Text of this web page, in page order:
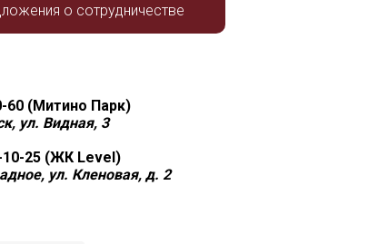
о сотрудничестве
60(Митино Парк)
ул. Видная, 3
10-25 (ЖК Level)
ул. Кленовая, д. 2